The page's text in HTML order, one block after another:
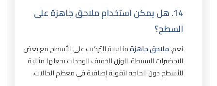
14. هل يمكن استخدام ملاحق جاهزة على
السطح؟
نعم،ملاحق جاهزةمناسبة للتركيب على الأسطح مع بعض
التحضيرات البسيطة. الوزن الخفيف للوحدات يجعلها مثالية
للأسطح دون الحاجة لتقوية إضافية في معظم الحالات.